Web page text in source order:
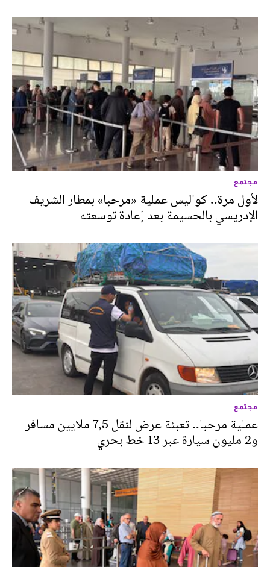
مجتمع
لأول مرة.. كواليس عملية «مرحبا» بمطار الشريف
الإدريسي بالحسيمة بعد إعادة توسعته
مجتمع
عملية مرحبا.. تعبئة عرض لنقل 7,5 ملايين مسافر
و2 مليون سيارة عبر 13 خط بحري